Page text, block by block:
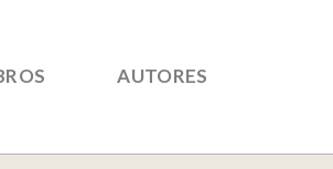
AUTORES